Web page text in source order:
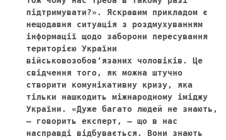
підтримувати?». Яскравим прикладом є
нещодавня ситуація з роздмухуванням
інформації щодо заборони пересування
територією України
військовозобов’язаних чоловіків. Це
свідчення того, як можна штучно
створити комунікативну кризу, яка
тільки нашкодить міжнародному іміджу
України. «Дуже багато людей не знають,
– говорить експерт, – що в нас
насправді відбувається. Вони знають